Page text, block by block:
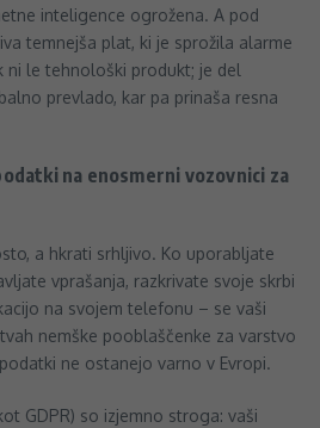
inteligence ogrožena. A pod
temnejša plat, ki je sprožila alarme
ni le tehnološki produkt; je del
prevlado, kar pa prinaša resna
na enosmerni vozovnici za
a hkrati srhljivo. Ko uporabljate
vprašanja, razkrivate svoje skrbi
na svojem telefonu – se vaši
nemške pooblaščenke za varstvo
ne ostanejo varno v Evropi.
GDPR) so izjemno stroga: vaši